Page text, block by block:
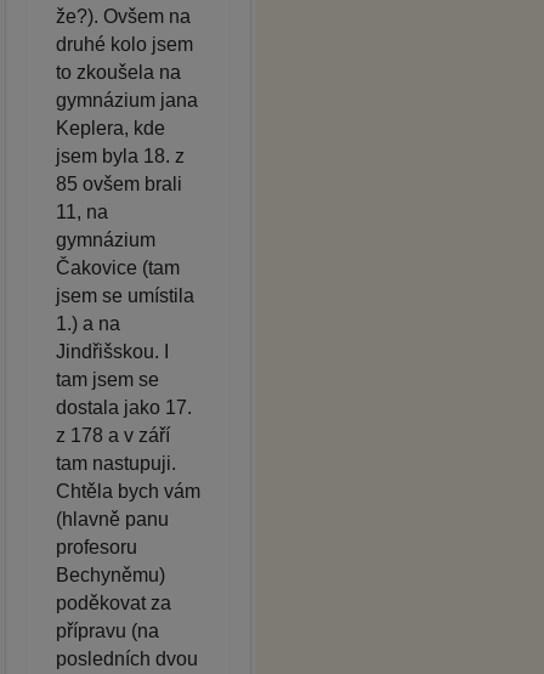
že?). Ovšem na
druhé kolo jsem
to zkoušela na
gymnázium jana
Keplera, kde
jsem byla 18. z
85 ovšem brali
11, na
gymnázium
Čakovice (tam
jsem se umístila
1.) a na
Jindřišskou. I
tam jsem se
dostala jako 17.
z 178 a v září
tam nastupuji.
Chtěla bych vám
(hlavně panu
profesoru
Bechyněmu)
poděkovat za
přípravu (na
posledních dvou